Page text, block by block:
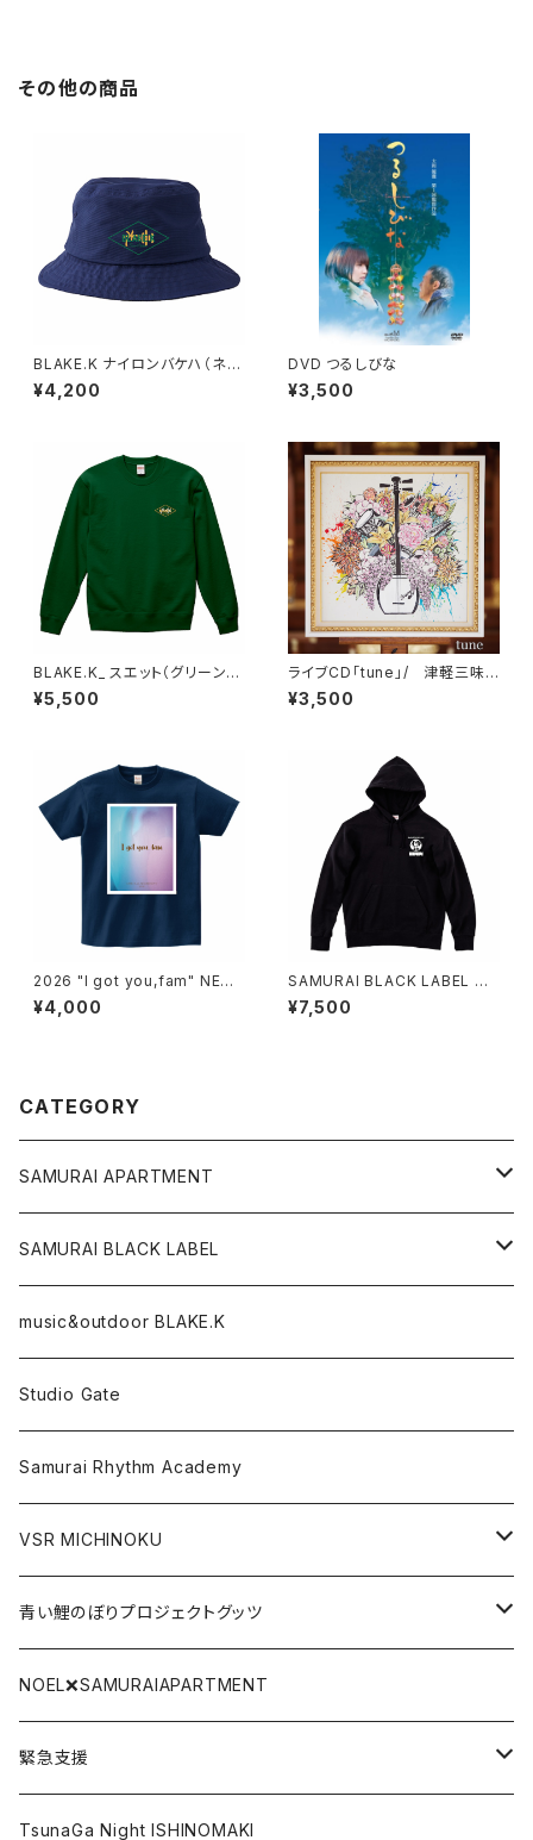
その他の商品
BLAKE.K ナイロンバケハ（ネイ
ビー）
¥4,200
DVD つるしびな
¥3,500
BLAKE.K_ スエット（グリーン）X
L
¥5,500
ライブCD「tune」/ 津軽三味
線姉妹ユニット「まゆかり」
¥3,500
2026 "I got you,fam" NEW
VISUAL T（metro blue）
¥4,000
SAMURAI BLACK LABEL パ
ーカー
¥7,500
CATEGORY
SAMURAI APARTMENT
CD,DVD,DLカード
Tシャツ
スマフォケース
Gate関連グッツ
前掛け
タオル
リストバンド
SAMURAI BLACK LABEL
ポストカード
SAMURAI BLACK LABEL
パーカー
Tシャツ
アクリルキーホルダー
music&outdoor BLAKE.K
Studio Gate
Samurai Rhythm Academy
VSR MICHINOKU
DVD
CD
DLカード
青い鯉のぼりプロジェクトグッツ
青い鯉のぼり手拭い
青い鯉のぼりTシャツ
NOEL❌SAMURAIAPARTMENT
緊急支援
復興北陸
TsunaGa Night ISHINOMAKI